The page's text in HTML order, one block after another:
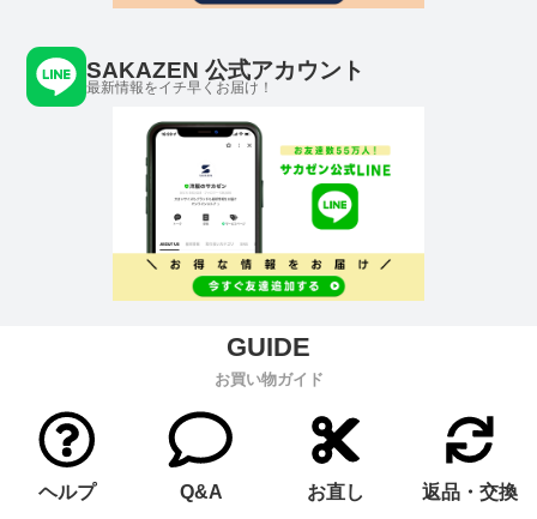
SAKAZEN 公式アカウント
最新情報をイチ早くお届け！
お買い物ガイド
ヘルプ Q&A お直し 返品・交換